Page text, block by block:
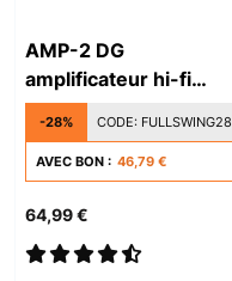
AMP-2 DG
amplificateur hi-fi
stéréo
-28% CODE: FULLSWING28
AVEC BON : 46,79 €
64,99 €